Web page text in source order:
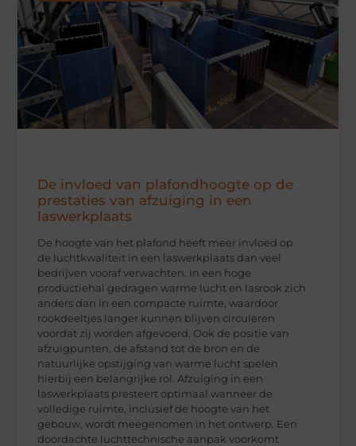
De invloed van plafondhoogte op de
prestaties van afzuiging in een
laswerkplaats
De hoogte van het plafond heeft meer invloed op
de luchtkwaliteit in een laswerkplaats dan veel
bedrijven vooraf verwachten. In een hoge
productiehal gedragen warme lucht en lasrook zich
anders dan in een compacte ruimte, waardoor
rookdeeltjes langer kunnen blijven circuleren
voordat zij worden afgevoerd. Ook de positie van
afzuigpunten, de afstand tot de bron en de
natuurlijke opstijging van warme lucht spelen
hierbij een belangrijke rol. Afzuiging in een
laswerkplaats presteert optimaal wanneer de
volledige ruimte, inclusief de hoogte van het
gebouw, wordt meegenomen in het ontwerp. Een
doordachte luchttechnische aanpak voorkomt